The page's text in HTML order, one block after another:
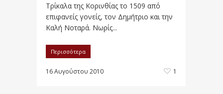
Τρίκαλα της Κορινθίας το 1509 από
επιφανείς γονείς, τον Δημήτριο και την
Καλή Νοταρά. Νωρίς...
Περισσότερα
16 Αυγούστου 2010 1